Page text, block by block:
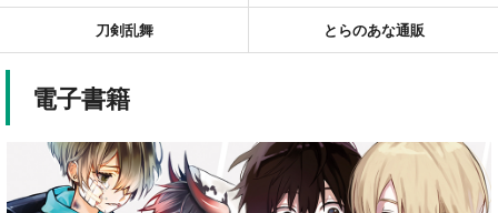
重要 【2025/12/1より】「通販ポイント⇒とらコイン変換キャンペーン」終了のお知らせ（2025.11.21 掲載）
個人情報保護方針の改定について（2025.09.19 更新｜2025.08.01 掲載）
全てのお知らせを見る
刀剣乱舞 とらのあな通販
電子書籍